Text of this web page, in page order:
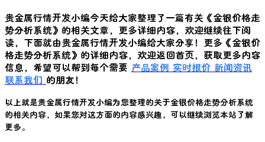
贵金属行情开发小编今天给大家整理了一篇有关《金银价格走
势分析系统》的相关文章，更多详细内容，欢迎继续往下阅
读，下面就由贵金属行情开发小编给大家分享！更多《金银价
格走势分析系统》的详细内容，欢迎返回首页，获取更多内容
信息，希望可以帮到每个需要 产品案例 实时报价 新闻资讯
联系我们 的朋友！
以上就是贵金属行情开发小编为您整理的关于金银价格走势分析系统
的相关内容，如果您对这方面的内容感兴趣，可以继续浏览本站了解
更多。